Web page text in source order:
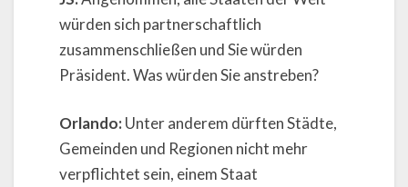
würden sich partnerschaftlich
zusammenschließen und Sie würden
Präsident. Was würden Sie anstreben?
Orlando:Unter anderem dürften Städte,
Gemeinden und Regionen nicht mehr
verpflichtet sein, einem Staat